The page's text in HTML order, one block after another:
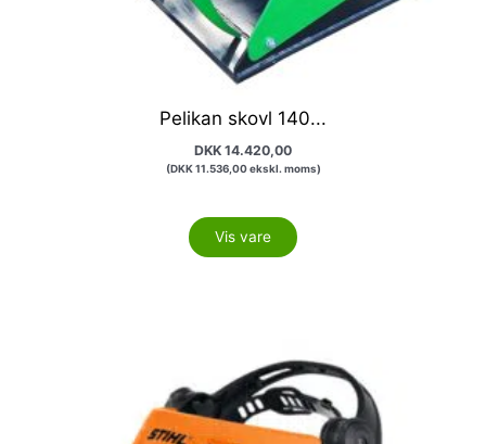
Pelikan skovl 140...
DKK 14.420,00
(DKK11.536,00ekskl. moms)
Vis vare